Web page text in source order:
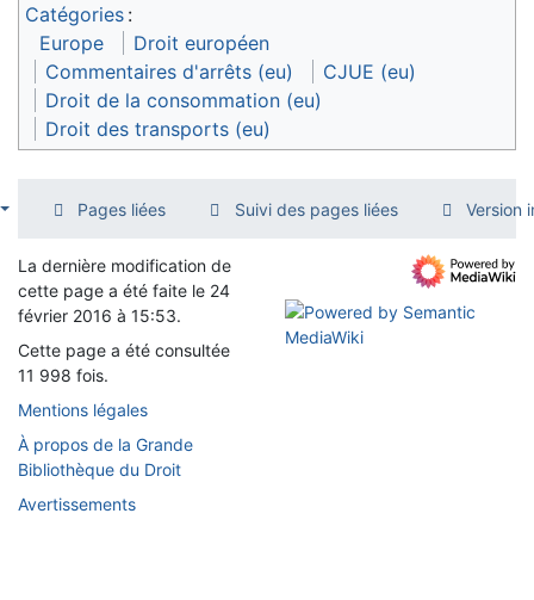
Catégories :
Europe
Droit européen
Commentaires d'arrêts (eu)
CJUE (eu)
Droit de la consommation (eu)
Droit des transports (eu)
Pages liées Suivi des pages liées Version
La dernière modification de
cette page a été faite le 24
février 2016 à 15:53.
Cette page a été consultée
11 998 fois.
Mentions légales
À propos de la Grande
Bibliothèque du Droit
Avertissements